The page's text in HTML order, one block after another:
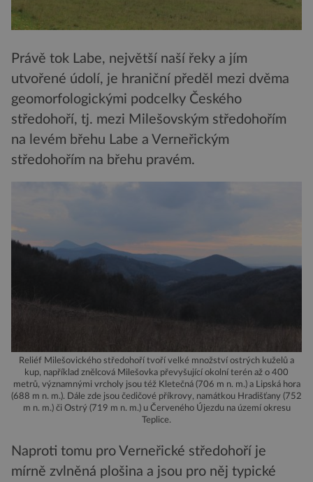
Právě tok Labe, největší naší řeky a jím
utvořené údolí, je hraniční předěl mezi dvěma
geomorfologickými podcelky Českého
středohoří, tj. mezi Milešovským středohořím
na levém břehu Labe a Verneřickým
středohořím na břehu pravém.
Reliéf Milešovického středohoří tvoří velké množství ostrých kuželů a
kup, například znělcová Milešovka převyšující okolní terén až o 400
metrů, významnými vrcholy jsou též Kletečná (706 m n. m.) a Lipská hora
(688 m n. m.). Dále zde jsou čedičové příkrovy, namátkou Hradišťany (752
m n. m.) či Ostrý (719 m n. m.) u Červeného Újezdu na území okresu
Teplice.
Naproti tomu pro Verneřické středohoří je
mírně zvlněná plošina a jsou pro něj typické